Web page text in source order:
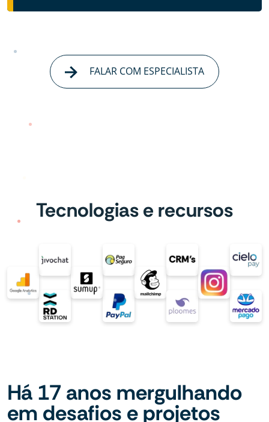
FALAR COM ESPECIALISTA
Tecnologias e recursos
Há 17 anos mergulhando
em desafios e projetos